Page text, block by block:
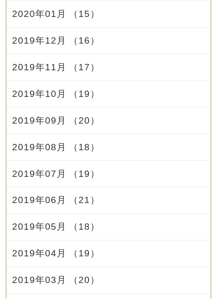
2020年01月 （15）
2019年12月 （16）
2019年11月 （17）
2019年10月 （19）
2019年09月 （20）
2019年08月 （18）
2019年07月 （19）
2019年06月 （21）
2019年05月 （18）
2019年04月 （19）
2019年03月 （20）